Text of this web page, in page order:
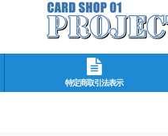
特定商取引法表示